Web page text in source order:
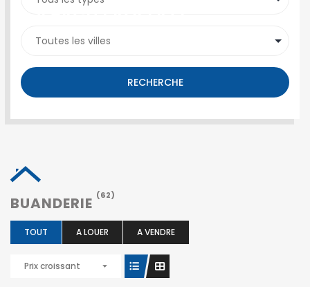
SEARCH PROPERTY
RECHERCHE
BUANDERIE (62)
TOUT A LOUER A VENDRE
Prix croissant